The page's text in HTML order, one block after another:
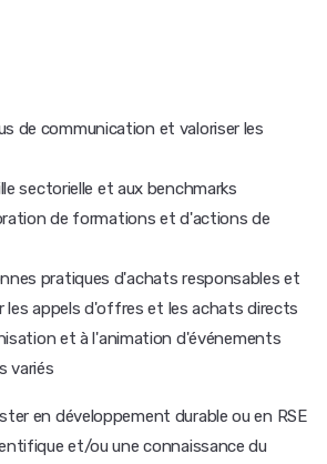
de communication et valoriser les
sectorielle et aux benchmarks
de formations et d'actions de
pratiques d'achats responsables et
les appels d'offres et les achats directs
et à l'animation d'événements
variés
en développement durable ou en RSE
et/ou une connaissance du